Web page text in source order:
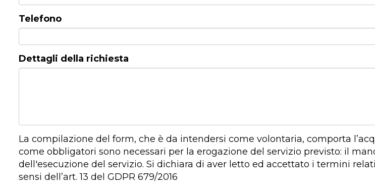
Telefono
Dettagli della richiesta
La compilazione del form, che è da intendersi come volontaria, comporta
come obbligatori sono necessari per la erogazione del servizio previsto: il
dell'esecuzione del servizio. Si dichiara di aver letto ed accettato i termini
sensi dell’art. 13 del GDPR 679/2016